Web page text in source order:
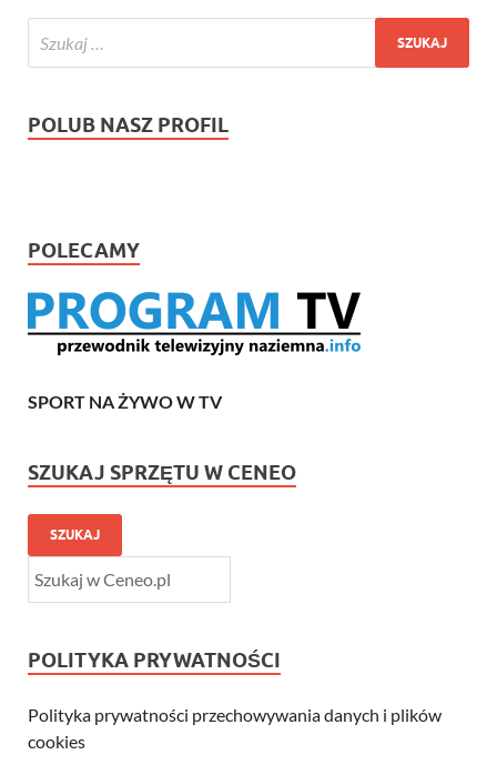
POLUB NASZ PROFIL
POLECAMY
SPORT NA ŻYWO W TV
SZUKAJ SPRZĘTU W CENEO
SZUKAJ
POLITYKA PRYWATNOŚCI
Polityka prywatności przechowywania danych i plików
cookies